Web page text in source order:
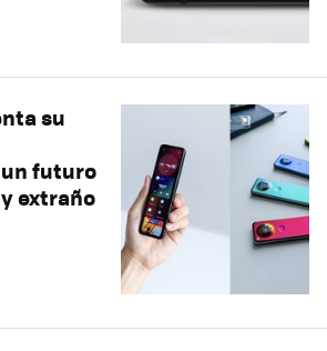
su
futuro
extraño